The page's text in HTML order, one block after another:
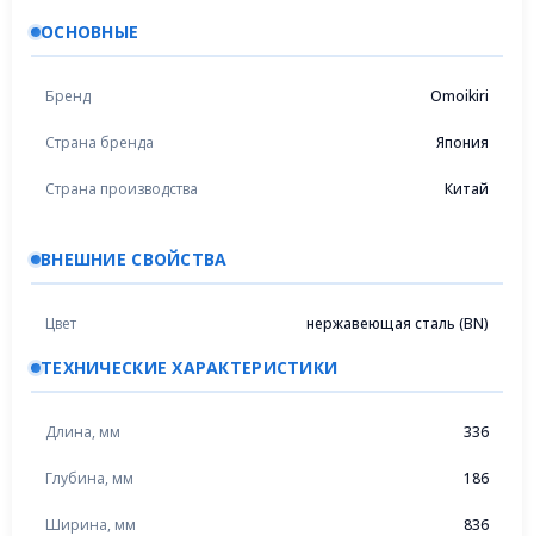
ОСНОВНЫЕ
Бренд Omoikiri
Страна бренда Япония
Страна производства Китай
ВНЕШНИЕ СВОЙСТВА
Цвет нержавеющая сталь (BN)
ТЕХНИЧЕСКИЕ ХАРАКТЕРИСТИКИ
Длина, мм 336
Глубина, мм 186
Ширина, мм 836